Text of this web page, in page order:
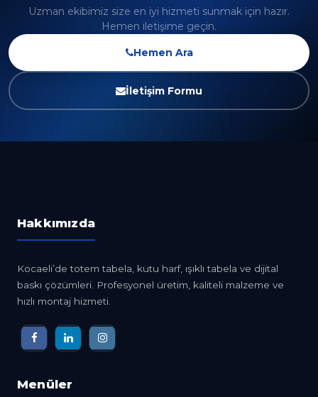
Uzman ekibimiz size en iyi hizmeti sunmak için hazır.
Hemen iletişime geçin.
Hemen Ara
İletişim Formu
Hakkımızda
Kocaeli’de totem tabela, kutu harf, ışıklı tabela ve dijital
baskı çözümleri. Profesyonel üretim, kaliteli malzeme ve
hızlı montaj hizmeti.
Menüler